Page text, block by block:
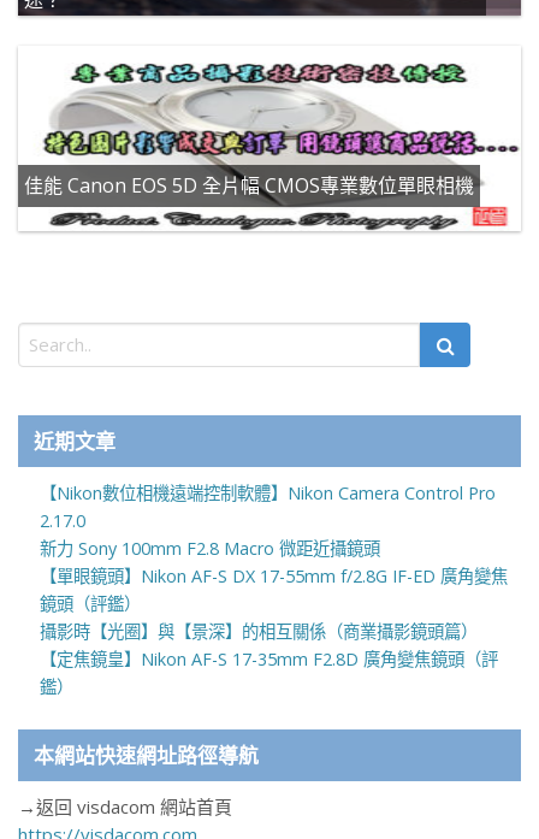
佳能 Canon EOS 5D 全片幅 CMOS專業數位單眼相機
近期文章
【Nikon數位相機遠端控制軟體】Nikon Camera Control Pro
2.17.0
新力 Sony 100mm F2.8 Macro 微距近攝鏡頭
【單眼鏡頭】Nikon AF-S DX 17-55mm f/2.8G IF-ED 廣角變焦
鏡頭（評鑑）
攝影時【光圈】與【景深】的相互關係（商業攝影鏡頭篇）
【定焦鏡皇】Nikon AF-S 17-35mm F2.8D 廣角變焦鏡頭（評
鑑）
本網站快速網址路徑導航
→返回 visdacom 網站首頁
https://visdacom.com